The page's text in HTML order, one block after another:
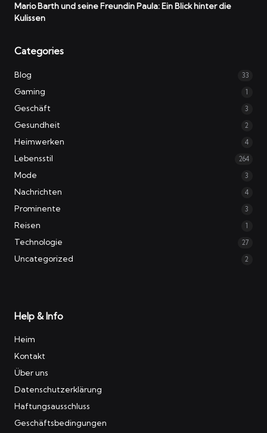
Mario Barth und seine Freundin Paula: Ein Blick hinter die
Kulissen
Categories
Blog 33
Gaming 1
Geschäft 3
Gesundheit 2
Heimwerken 4
Lebensstil 264
Mode 3
Nachrichten 4
Prominente 3
Reisen 1
Technologie 27
Uncategorized 2
Help & Info
Heim
Kontakt
Über uns
Datenschutzerklärung
Haftungsausschluss
Geschäftsbedingungen